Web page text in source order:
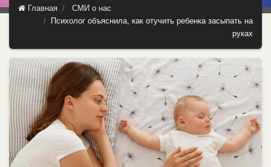
Главная
СМИ о нас
Психолог объяснила, как отучить ребенка засыпать на
руках